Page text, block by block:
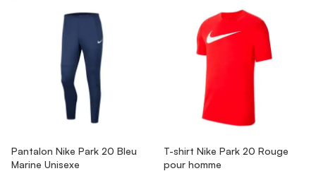
Pantalon Nike Park 20 Bleu
Marine Unisexe
T-shirt Nike Park 20 Rouge
pour homme